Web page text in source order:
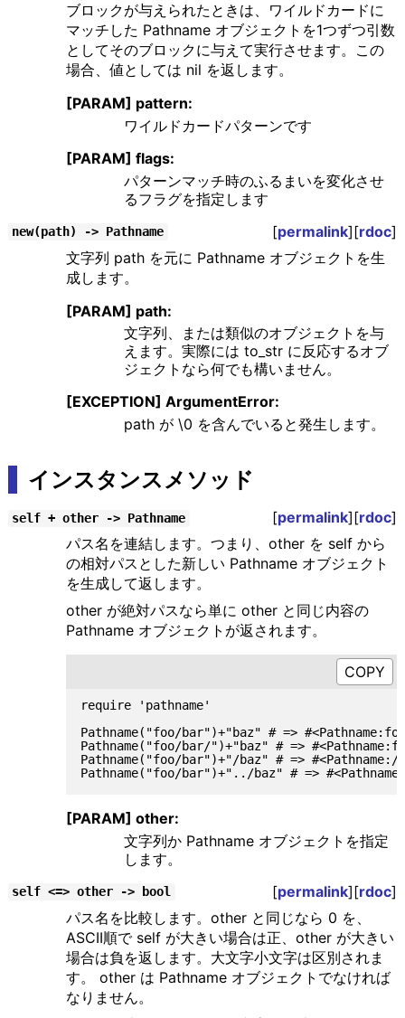
ブロックが与えられたときは、ワイルドカードに
マッチした Pathname オブジェクトを1つずつ引数
としてそのブロックに与えて実行させます。この
場合、値としては nil を返します。
[PARAM] pattern:
ワイルドカードパターンです
[PARAM] flags:
パターンマッチ時のふるまいを変化させ
るフラグを指定します
new(path) -> Pathname [permalink][rdoc]
文字列 path を元に Pathname オブジェクトを生
成します。
[PARAM] path:
文字列、または類似のオブジェクトを与
えます。実際には to_str に反応するオブ
ジェクトなら何でも構いません。
[EXCEPTION] ArgumentError:
path が \0 を含んでいると発生します。
インスタンスメソッド
self + other -> Pathname [permalink][rdoc]
パス名を連結します。つまり、other を self から
の相対パスとした新しい Pathname オブジェクト
を生成して返します。
other が絶対パスなら単に other と同じ内容の
Pathname オブジェクトが返されます。
require 'pathname'
Pathname("foo/bar")+"baz" # =>
Pathname("foo/bar/")+"baz" # =>
Pathname("foo/bar")+"/baz" # => #<Pathname:/
[PARAM] other:
文字列か Pathname オブジェクトを指定
します。
self <=> other -> bool [permalink][rdoc]
パス名を比較します。other と同じなら 0 を、
ASCII順で self が大きい場合は正、other が大きい
場合は負を返します。大文字小文字は区別されま
す。 other は Pathname オブジェクトでなければ
なりません。